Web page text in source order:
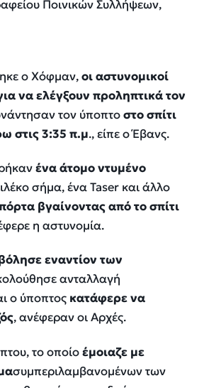
Ποινικών Συλλήψεων,
ο Χόφμαν,οι αστυνομικοί
να ελέγξουν προληπτικά τον
τον ύποπτοστο σπίτι
στις 3:35 π.μ., είπε ο Έβανς.
ένα άτομο ντυμένο
σήμα, ένα Taser και άλλο
βγαίνοντας από το σπίτι
η αστυνομία.
εναντίον των
ανταλλαγή
ο ύποπτος κατάφερε να
, ανέφεραν οι Αρχές.
το οποίοέμοιαζε με
συμπεριλαμβανομένων των